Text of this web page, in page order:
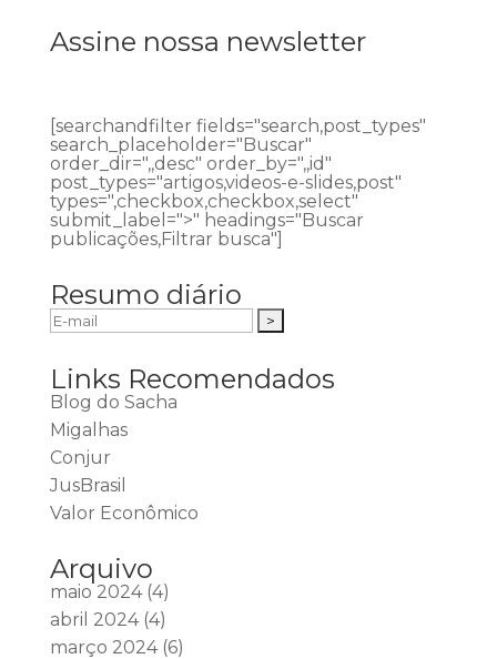
Assine nossa newsletter
[searchandfilter fields="search,post_types"
search_placeholder="Buscar"
order_dir=",,desc" order_by=",,id"
post_types="artigos,videos-e-slides,post"
types=",checkbox,checkbox,select"
submit_label=">" headings="Buscar
publicações,Filtrar busca"]
Resumo diário
Links Recomendados
Blog do Sacha
Migalhas
Conjur
JusBrasil
Valor Econômico
Arquivo
maio 2024(4)
abril 2024(4)
março 2024(6)